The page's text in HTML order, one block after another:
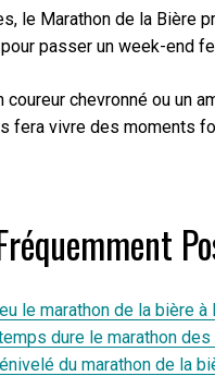
le Marathon de la Bière
passer un week-end
coureur chevronné ou un
fera vivre des moments
le marathon de la bière
dure le marathon
du marathon de la